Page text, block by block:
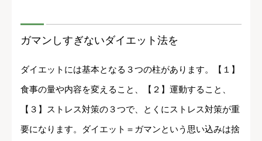
ガマンしすぎないダイエット法を
ダイエットには基本となる３つの柱があります。【１】
食事の量や内容を変えること、【２】運動すること、
【３】ストレス対策の３つで、とくにストレス対策が重
要になります。ダイエット＝ガマンという思い込みは捨